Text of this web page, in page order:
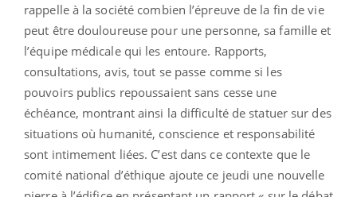
rappelle à la société combien l’épreuve de la fin de vie
peut être douloureuse pour une personne, sa famille et
l’équipe médicale qui les entoure. Rapports,
consultations, avis, tout se passe comme si les
pouvoirs publics repoussaient sans cesse une
échéance, montrant ainsi la difficulté de statuer sur des
situations où humanité, conscience et responsabilité
sont intimement liées. C’est dans ce contexte que le
comité national d’éthique ajoute ce jeudi une nouvelle